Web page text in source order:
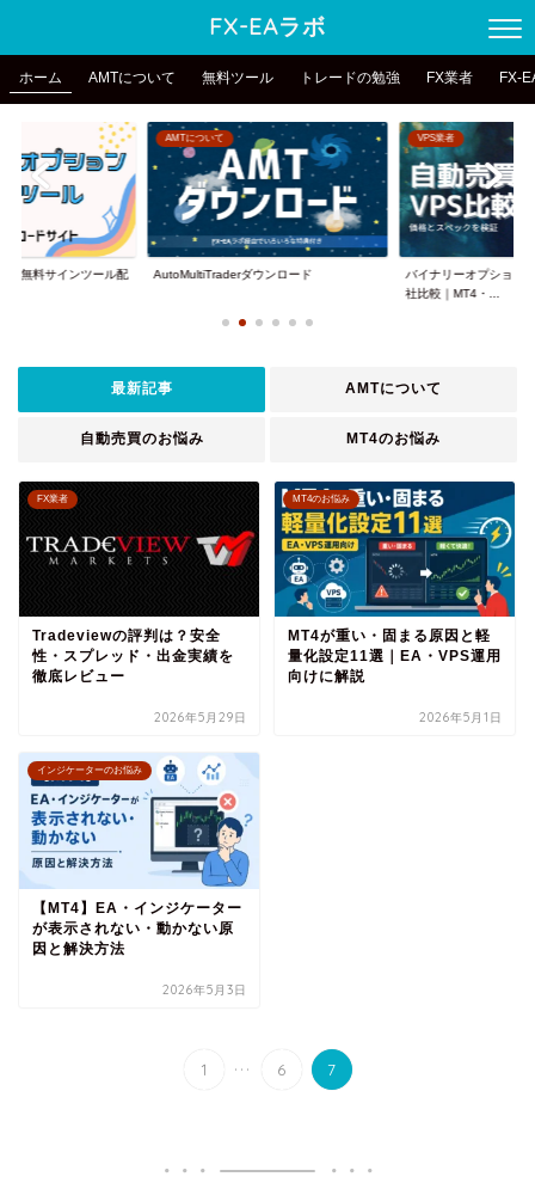
FX-EAラボ
ホーム AMTについて 無料ツール トレードの勉強 FX業者 FX-
ン無料サインツール配
AMTについて
AutoMultiTraderダウンロード
VPS業者
バイナリーオプション
社比較｜MT4・...
最新記事 AMTについて
自動売買のお悩み MT4のお悩み
FX業者
Tradeviewの評判は？安全
性・スプレッド・出金実績を
徹底レビュー
2026年5月29日
MT4のお悩み
MT4が重い・固まる原因と軽
量化設定11選｜EA・VPS運用
向けに解説
2026年5月1日
インジケーターのお悩み
【MT4】EA・インジケーター
が表示されない・動かない原
因と解決方法
2026年5月3日
1 ... 6 7